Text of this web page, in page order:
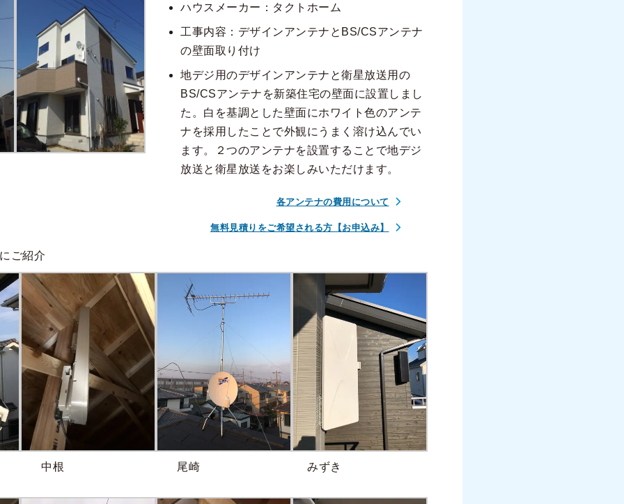
ハウスメーカー：タクトホーム
工事内容：デザインアンテナとBS/CSアンテナ
の壁面取り付け
地デジ用のデザインアンテナと衛星放送用の
BS/CSアンテナを新築住宅の壁面に設置しまし
た。白を基調とした壁面にホワイト色のアンテ
ナを採用したことで外観にうまく溶け込んでい
ます。２つのアンテナを設置することで地デジ
放送と衛星放送をお楽しみいただけます。
各アンテナの費用について
無料見積りをご希望される方【お申込み】
ご紹介
中根 尾崎 みずき